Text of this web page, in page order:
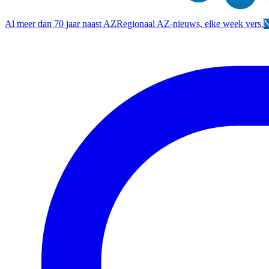
Al meer dan 70 jaar naast AZRegionaal AZ-nieuws, elke week vers.